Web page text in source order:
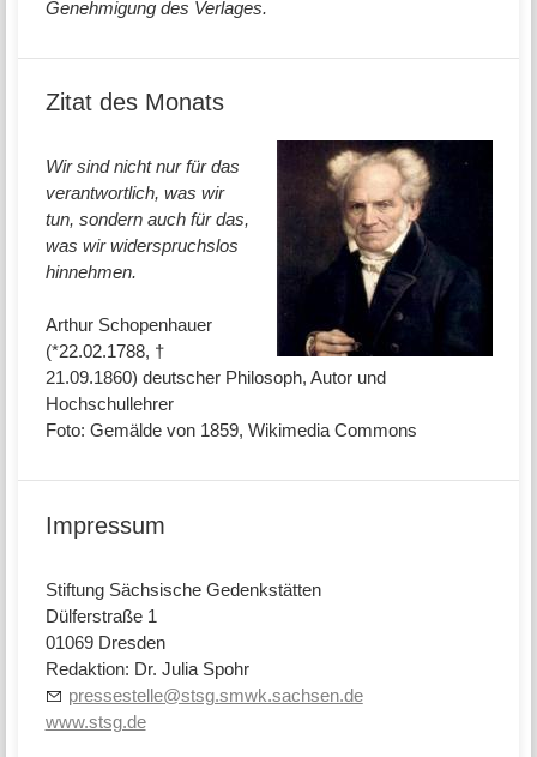
Genehmigung des Verlages.
Zitat des Monats
Wir sind nicht nur für das
verantwortlich, was wir
tun, sondern auch für das,
was wir widerspruchslos
hinnehmen.
Arthur Schopenhauer
(*22.02.1788, †
21.09.1860) deutscher Philosoph, Autor und
Hochschullehrer
Foto: Gemälde von 1859, Wikimedia Commons
Impressum
Stiftung Sächsische Gedenkstätten
Dülferstraße 1
01069 Dresden
Redaktion: Dr. Julia Spohr
pressestelle@stsg.smwk.sachsen.de
www.stsg.de